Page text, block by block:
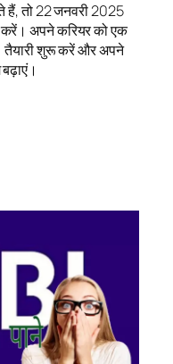
हैं, तो 22 जनवरी 2025
अपने करियर को एक
तैयारी शुरू करें और अपने